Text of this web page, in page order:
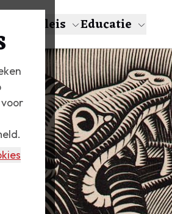
Het Paleis Educatie